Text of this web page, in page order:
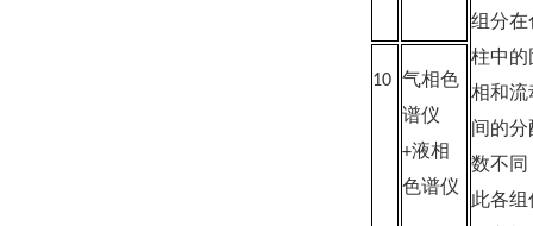
组分在
柱中的
相和流
间的
数不同
此各组
10 气相色
谱仪
+液相
色谱仪